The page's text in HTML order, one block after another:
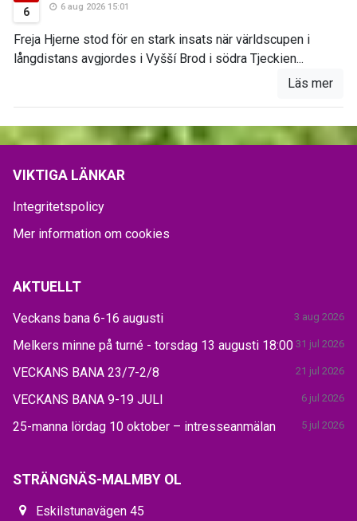
6 6 aug 2026 15:01
Freja Hjerne stod för en stark insats när världscupen i
långdistans avgjordes i Vyšší Brod i södra Tjeckien...
Läs mer
VIKTIGA LÄNKAR
Integritetspolicy
Mer information om cookies
AKTUELLT
Veckans bana 6-16 augusti 3 aug 2026
Melkers minne på turné - torsdag 13 augusti 18:00 31 jul 2026
VECKANS BANA 23/7-2/8 21 jul 2026
VECKANS BANA 9-19 JULI 6 jul 2026
25-manna lördag 10 oktober – intresseanmälan 5 jul 2026
STRÄNGNÄS-MALMBY OL
Eskilstunavägen 45